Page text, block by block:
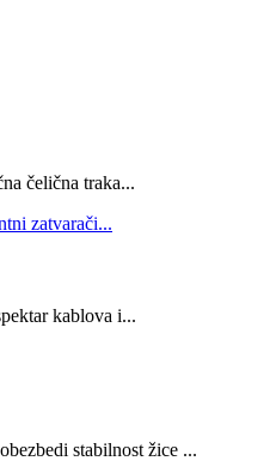
čelična traka...
kablova i...
stabilnost žice ...